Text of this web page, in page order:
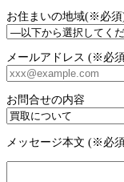
お住まいの地域(※必須
メールアドレス (※必
お問合せの内容
メッセージ本文 (※必